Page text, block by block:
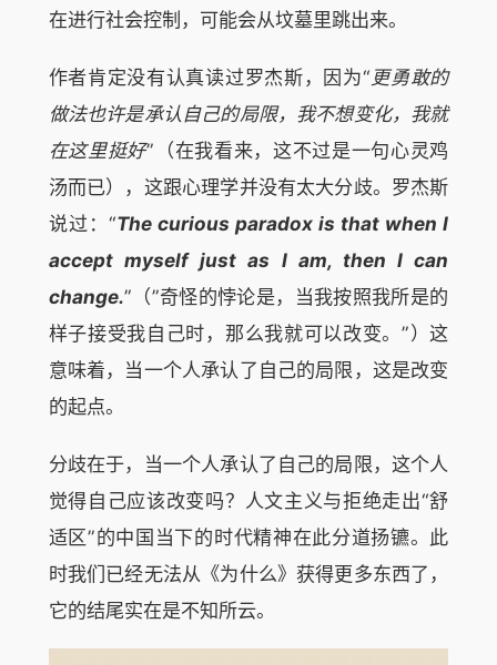
在进行社会控制，可能会从坟墓里跳出来。
作者肯定没有认真读过罗杰斯，因为“更勇敢的
做法也许是承认自己的局限，我不想变化，我就
在这里挺好”（在我看来，这不过是一句心灵鸡
汤而已），这跟心理学并没有太大分歧。罗杰斯
说过：“The curious paradox is that when I
accept myself just as I am, then I can
change.”（”奇怪的悖论是，当我按照我所是的
样子接受我自己时，那么我就可以改变。”）这
意味着，当一个人承认了自己的局限，这是改变
的起点。
分歧在于，当一个人承认了自己的局限，这个人
觉得自己应该改变吗？人文主义与拒绝走出“舒
适区”的中国当下的时代精神在此分道扬镳。此
时我们已经无法从《为什么》获得更多东西了，
它的结尾实在是不知所云。